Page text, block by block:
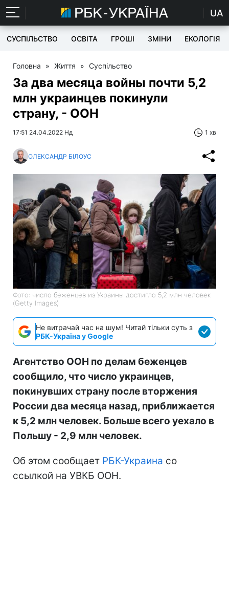
UA
СУСПІЛЬСТВО ОСВІТА ГРОШІ ЗМІНИ ЕКОЛОГІЯ
Головна » Життя » Суспільство
За два месяца войны почти 5,2
млн украинцев покинули
страну, - ООН
17:51 24.04.2022 Нд 1 хв
ОЛЕКСАНДР БІЛОУС
Фото: число беженцев из Украины достигло 5,2 млн человек
(Getty Images)
Не витрачай час на шум! Читай тільки суть з
РБК-Україна у Google
Агентство ООН по делам беженцев
сообщило, что число украинцев,
покинувших страну после вторжения
России два месяца назад, приближается
к 5,2 млн человек. Больше всего уехало в
Польшу - 2,9 млн человек.
Об этом сообщает РБК-Украина со
ссылкой на УВКБ ООН.